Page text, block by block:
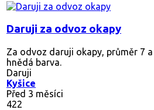
Daruji za odvoz okapy
Za odvoz daruji okapy, průměr 7
hnědá barva.
Daruji
Kyšice
Před 3 měsíci
422